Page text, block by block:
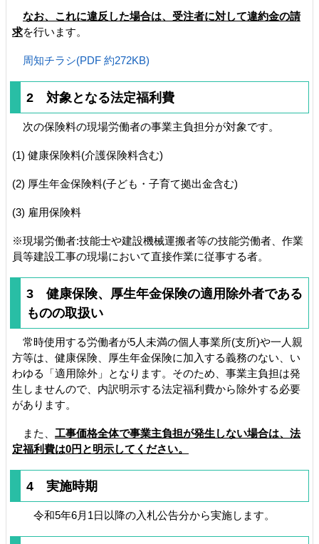
なお、これに違反した場合は、受注者に対して違約金の請
求を行います。
周知チラシ(PDF 約272KB)
2 対象となる法定福利費
次の保険料の現場労働者の事業主負担分が対象です。
(1) 健康保険料(介護保険料含む)
(2) 厚生年金保険料(子ども・子育て拠出金含む)
(3) 雇用保険料
※現場労働者:技能士や建設機械運搬者等の技能労働者、作業
員等建設工事の現場において直接作業に従事する者。
3 健康保険、厚生年金保険の適用除外者である
ものの取扱い
常時使用する労働者が5人未満の個人事業所(支所)や一人親
方等は、健康保険、厚生年金保険に加入する義務のない、い
わゆる「適用除外」となります。そのため、事業主負担は発
生しませんので、内訳明示する法定福利費から除外する必要
があります。
また、 工事価格全体で事業主負担が発生しない場合は、法
定福利費は0円と明示してください。
4 実施時期
令和5年6月1日以降の入札公告分から実施します。